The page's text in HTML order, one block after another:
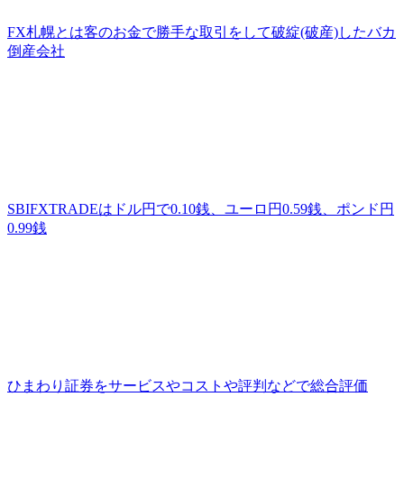
FX札幌とは客のお金で勝手な取引をして破綻(破産)したバカ
倒産会社
SBIFXTRADEはドル円で0.10銭、ユーロ円0.59銭、ポンド円
0.99銭
ひまわり証券をサービスやコストや評判などで総合評価